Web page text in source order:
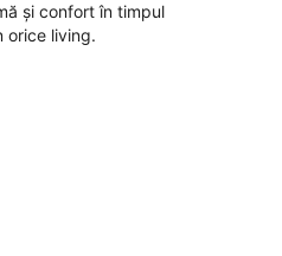
și confort în timpul
orice living.